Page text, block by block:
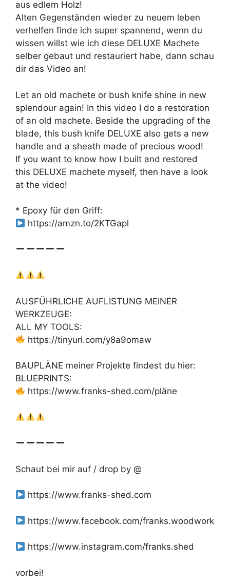
aus edlem Holz!
Alten Gegenständen wieder zu neuem leben
verhelfen finde ich super spannend, wenn du
wissen willst wie ich diese DELUXE Machete
selber gebaut und restauriert habe, dann schau
dir das Video an!
Let an old machete or bush knife shine in new
splendour again! In this video I do a restoration
of an old machete. Beside the upgrading of the
blade, this bush knife DELUXE also gets a new
handle and a sheath made of precious wood!
If you want to know how I built and restored
this DELUXE machete myself, then have a look
at the video!
* Epoxy für den Griff:
https://amzn.to/2KTGapl
AUSFÜHRLICHE AUFLISTUNG MEINER
WERKZEUGE:
ALL MY TOOLS:
https://tinyurl.com/y8a9omaw
BAUPLÄNE meiner Projekte findest du hier:
BLUEPRINTS:
https://www.franks-shed.com/pläne
Schaut bei mir auf / drop by @
https://www.franks-shed.com
https://www.facebook.com/franks.woodwork
https://www.instagram.com/franks.shed
vorbei!